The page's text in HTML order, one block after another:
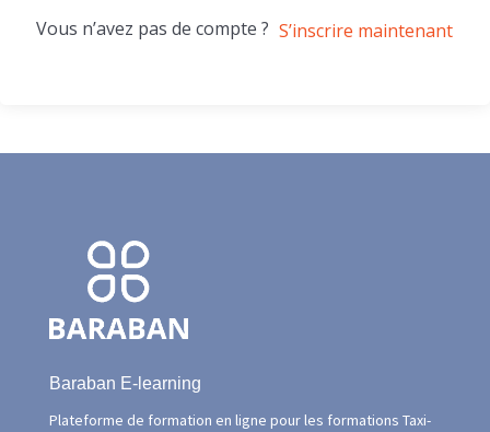
Vous n’avez pas de compte ? S’inscrire maintenant
Baraban E-learning
Plateforme de formation en ligne pour les formations Taxi-